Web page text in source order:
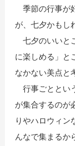
季節の行事が
が、七夕かもし
七夕のいいと
に楽しめる」と
なかない美点と
行事ごととい
が集合するのが
りやハロウィン
んなで集まるか